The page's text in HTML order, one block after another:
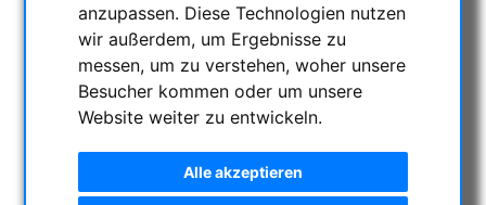
anzupassen. Diese Technologien nutzen
wir außerdem, um Ergebnisse zu
messen, um zu verstehen, woher unsere
Besucher kommen oder um unsere
Website weiter zu entwickeln.
Alle akzeptieren
SECONDHAND & LAGERBESTAND
APM PRODUKTE
ASTROEINSTIEG
SONNENBEOBACHTUNG
MONTIERUNGEN & STATIVE